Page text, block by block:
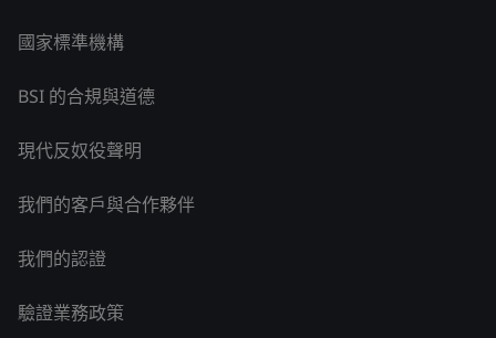
國家標準機構
BSI 的合規與道德
現代反奴役聲明
我們的客戶與合作夥伴
我們的認證
驗證業務政策